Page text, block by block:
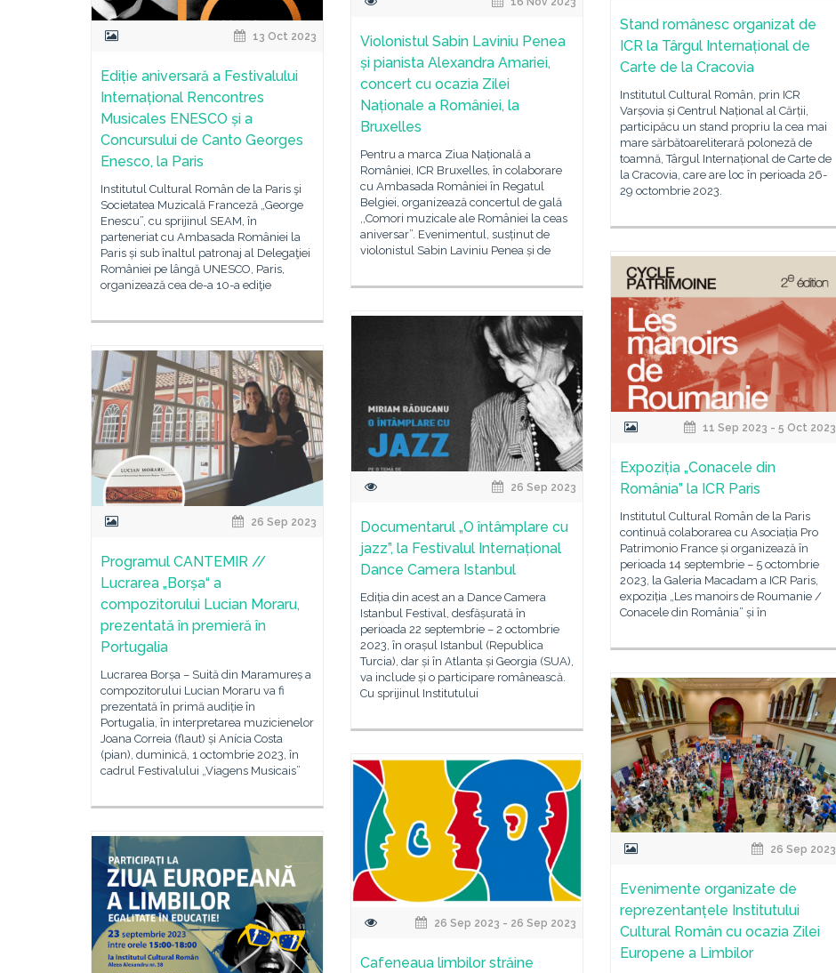
Violonistul Sabin Laviniu Penea
și pianista Alexandra Amariei,
concert cu ocazia Zilei
Naționale a României, la
Bruxelles
Pentru a marca Ziua Națională a
României, ICR Bruxelles, în colaborare
cu Ambasada României în Regatul
Belgiei, organizează concertul de gală
,,Comori muzicale ale României la ceas
aniversar”. Evenimentul, susținut de
violonistul Sabin Laviniu Penea și de
Stand românesc organizat de
ICR la Târgul Internațional de
Carte de la Cracovia
Institutul Cultural Român, prin ICR
Varșovia și Centrul Național al Cărții,
participăcu un stand propriu la cea mai
mare sărbătoareliterară poloneză de
toamnă, Târgul Internațional de Carte de
la Cracovia, care are loc în perioada 26-
29 octombrie 2023.
13 Oct 2023
Ediție aniversară a Festivalului
Internațional Rencontres
Musicales ENESCO și a
Concursului de Canto Georges
Enesco, la Paris
Institutul Cultural Român de la Paris şi
Societatea Muzicală Franceză „George
Enescu”, cu sprijinul SEAM, în
parteneriat cu Ambasada României la
Paris și sub înaltul patronaj al Delegaţiei
României pe lângă UNESCO, Paris,
organizează cea de-a 10-a ediţie
11 Sep 2023 - 5 Oct 2023
Expoziția „Conacele din
România” la ICR Paris
Institutul Cultural Român de la Paris
continuă colaborarea cu Asociația Pro
Patrimonio France și organizează în
perioada 14 septembrie – 5 octombrie
2023, la Galeria Macadam a ICR Paris,
expoziția „Les manoirs de Roumanie /
Conacele din România” și în
26 Sep 2023
Documentarul „O întâmplare cu
jazz”, la Festivalul Internațional
Dance Camera Istanbul
Ediția din acest an a Dance Camera
Istanbul Festival, desfășurată în
perioada 22 septembrie – 2 octombrie
2023, în orașul Istanbul (Republica
Turcia), dar și în Atlanta și Georgia (SUA),
va include și o participare românească.
Cu sprijinul Institutului
26 Sep 2023
Programul CANTEMIR //
Lucrarea „Borșa“ a
compozitorului Lucian Moraru,
prezentată în premieră în
Portugalia
Lucrarea Borșa – Suită din Maramureș a
compozitorului Lucian Moraru va fi
prezentată în primă audiție în
Portugalia, în interpretarea muzicienelor
Joana Correia (flaut) și Anícia Costa
(pian), duminică, 1 octombrie 2023, în
cadrul Festivalului „Viagens Musicais”
26 Sep 2023
Evenimente organizate de
reprezentanțele Institutului
Cultural Român cu ocazia Zilei
Europene a Limbilor
26 Sep 2023 - 26 Sep 2023
Cafeneaua limbilor străine